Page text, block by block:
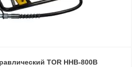
TOR HHB-800B